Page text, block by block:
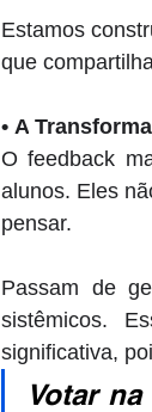
Estamos
que
• A
O feedback
alunos. Eles
pensar.
Passam de
sistêmicos.
significativa,
Votar